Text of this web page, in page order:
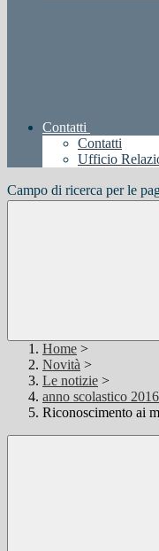
Contatti
Contatti
Ufficio
Campo di ricerca per le
Home >
Novità >
Le notizie >
anno scolastico
Riconoscimento ai